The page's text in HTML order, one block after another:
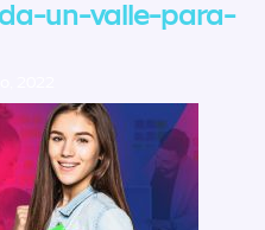
un-valle-para-